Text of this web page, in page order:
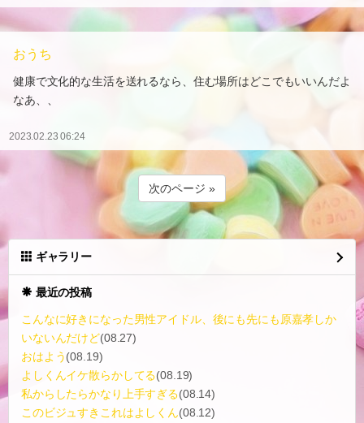
おうち
健康で文化的な生活を送れるなら、住む場所はどこでもいいんだよ
なあ、、
2023.02.23 06:24
次のページ »
ギャラリー
最近の投稿
こんなに好きになった男性アイドル、後にも先にも原嘉孝しか
いないんだけど(08.27)
おはよう(08.19)
よしくんイケ散らかしてる(08.19)
私からしたらかなり上手すぎる(08.14)
このビジュすきこれはよしくん(08.12)